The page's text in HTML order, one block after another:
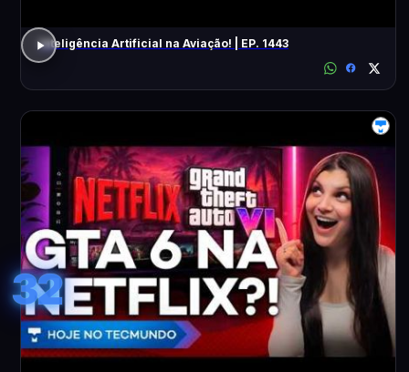
Inteligência Artificial na Aviação! | EP. 1443
32